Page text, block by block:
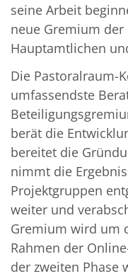
seine Arbeit
neue Gremium
Hauptamtlichen
Die Pastoralraum-
umfassendste
berät die
bereitet die
nimmt die
Projektgruppen
weiter und
Gremium wird um
Rahmen der
der zweiten Phase